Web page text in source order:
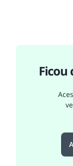
Ficou